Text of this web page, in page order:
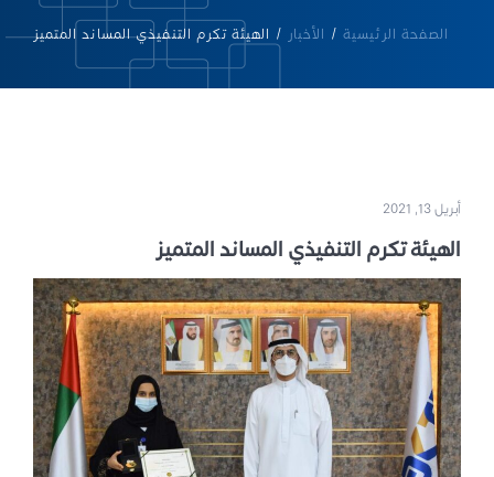
الصفحة الرئيسية / الأخبار / الهيئة تكرم التنفيذي المساند المتميز
أبريل 13, 2021
الهيئة تكرم التنفيذي المساند المتميز